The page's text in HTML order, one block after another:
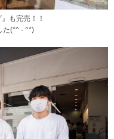
も完売！！
た(*^ - ^*)